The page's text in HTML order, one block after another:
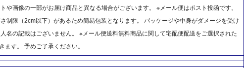
や画像の一部がお届け商品と異なる場合がございます。 ※メール便はポスト投函です。
制限（2cm以下）があるため簡易包装となります。 パッケージや中身がダメージを受け
名の記載はございません。 ※メール便送料無料商品に関して宅配便配送をご選択された
す。 予めご了承ください。